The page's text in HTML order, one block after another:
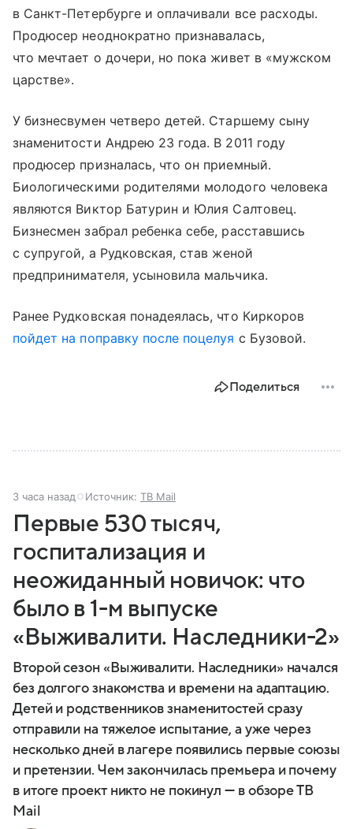
в Санкт-Петербурге и оплачивали все расходы.
Продюсер неоднократно признавалась,
что мечтает о дочери, но пока живет в «мужском
царстве».
У бизнесвумен четверо детей. Старшему сыну
знаменитости Андрею 23 года. В 2011 году
продюсер призналась, что он приемный.
Биологическими родителями молодого человека
являются Виктор Батурин и Юлия Салтовец.
Бизнесмен забрал ребенка себе, расставшись
с супругой, а Рудковская, став женой
предпринимателя, усыновила мальчика.
Ранее Рудковская понадеялась, что Киркоров
пойдет на поправку после поцелуя с Бузовой.
Поделиться
3 часа назад Источник: ТВ Mail
Первые 530 тысяч,
госпитализация и
неожиданный новичок: что
было в 1-м выпуске
«Выживалити. Наследники-2»
Второй сезон «Выживалити. Наследники» начался
без долгого знакомства и времени на адаптацию.
Детей и родственников знаменитостей сразу
отправили на тяжелое испытание, а уже через
несколько дней в лагере появились первые союзы
и претензии. Чем закончилась премьера и почему
в итоге проект никто не покинул — в обзоре ТВ
Mail